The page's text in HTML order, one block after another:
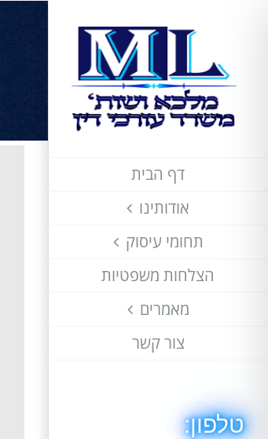
דף הבית
אודותינו
תחומי עיסוק
הצלחות משפטיות
מאמרים
צור קשר
טלפון: